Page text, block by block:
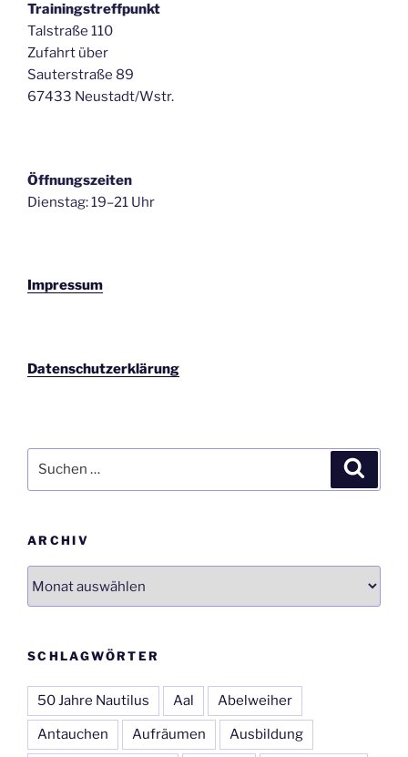
Trainingstreffpunkt
Talstraße 110
Zufahrt über
Sauterstraße 89
67433 Neustadt/Wstr.
Öffnungszeiten
Dienstag: 19–21 Uhr
Impressum
Datenschutzerklärung
nach:
ARCHIV
SCHLAGWÖRTER
50 Jahre Nautilus Aal Abelweiher
Antauchen Aufräumen Ausbildung